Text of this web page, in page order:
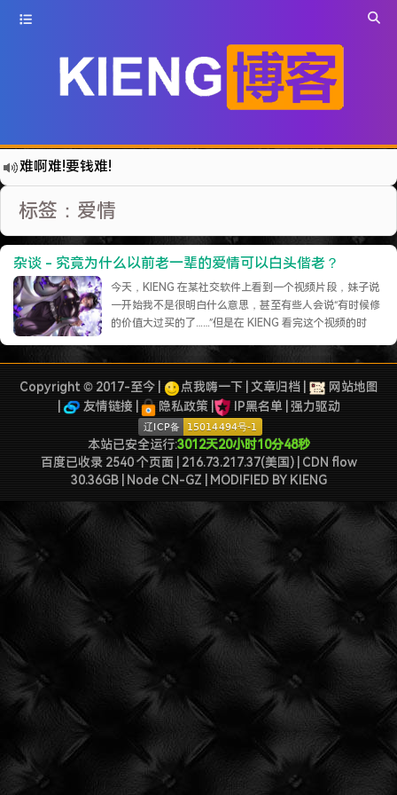
难啊难!要钱难!
有点伤心了,今年净遇到王某海这种人.
难啊难...
七牛的JS SDK 的文档真坑啊.
蓝奏云分享部分地区无法访问需手动修改www.lanzous.com变为:www.lanzoux.com
好气啊~原来使用的CDN服务商莫名其妙的给我服务取消了~
遇见一个沙雕汽车人.
2022-09-04被罚款200元记6分.
特么的.电脑风扇坏了.快递还全部停发.太难了...求求了.疫情赶紧走吧.
标签：爱情
杂谈 - 究竟为什么以前老一辈的爱情可以白头偕老？
今天，KIENG 在某社交软件上看到一个视频片段，妹子说
一开始我不是很明白什么意思，甚至有些人会说“有时候修
的价值大过买的了……”但是在 KIENG 看完这个视频的时
己是否愿意去维系这段感情！”也确实，在这个浮躁、急功
离婚，而以前的人，更懂得忍让、理……继续阅读 »
Copyright © 2017-至今 | 点我嗨一下| 文章归档|
网站地图
友情链接 隐私政策| IP黑名单 强力驱动
本站已安全运行:3012天20小时10分48秒
百度已收录 2540 个页面 | 216.73.217.37(美国) | CDN flow
30.36GB | Node CN-GZ | MODIFIED BY KIENG